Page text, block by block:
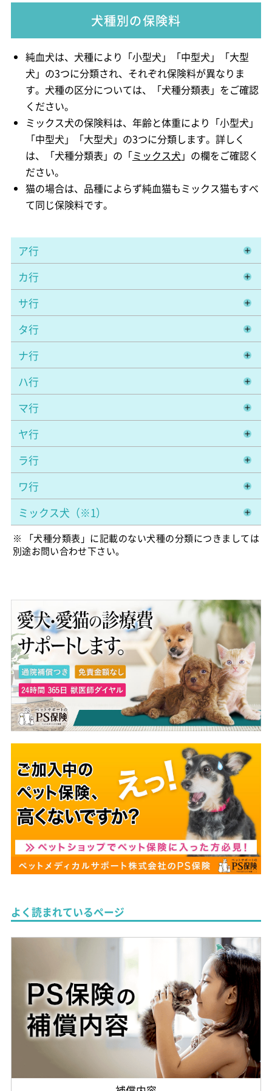
犬種別の保険料
純血犬は、犬種により「小型犬」「中型犬」「大型
犬」の3つに分類され、それぞれ保険料が異なりま
す。犬種の区分については、「犬種分類表」をご確認
ください。
ミックス犬の保険料は、年齢と体重により「小型犬」
「中型犬」「大型犬」の3つに分類します。詳しく
は、「犬種分類表」の「ミックス犬 」の欄をご確認く
ださい。
猫の場合は、品種によらず純血猫もミックス猫もすべ
て同じ保険料です。
ア行
カ行
サ行
タ行
ナ行
ハ行
マ行
ヤ行
ラ行
ワ行
ミックス犬（※1）
※ 「犬種分類表」に記載のない犬種の分類につきましては
別途お問い合わせ下さい。
よく読まれているページ